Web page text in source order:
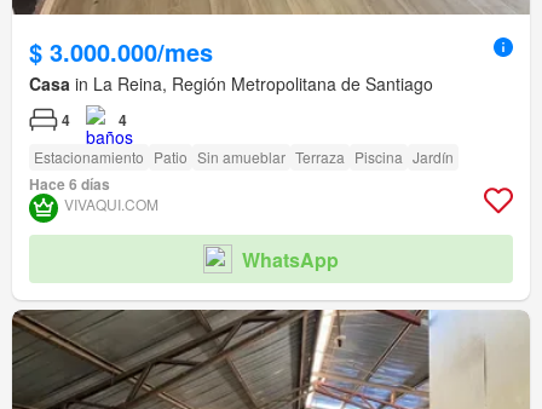
$ 3.000.000/mes
Casa in La Reina, Región Metropolitana de Santiago
4 4
Estacionamiento Patio Sin amueblar Terraza Piscina Jardín
Hace 6 días
VIVAQUI.COM
WhatsApp